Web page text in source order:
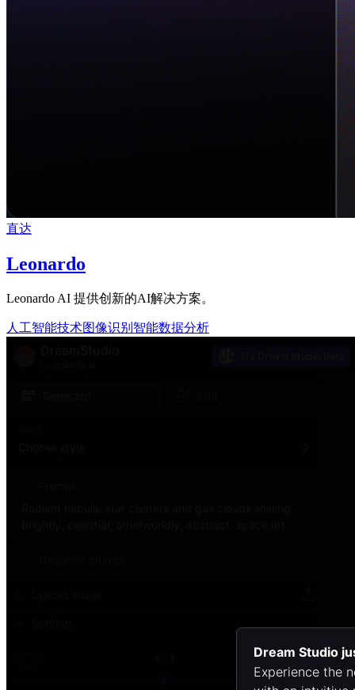
直达
Leonardo
Leonardo AI 提供创新的AI解决方案。
人工智能技术图像识别 智能数据分析